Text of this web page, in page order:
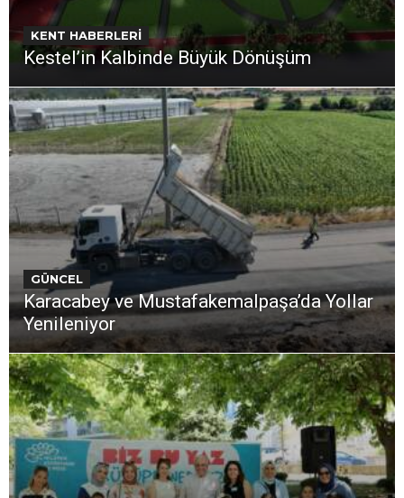
KENT HABERLERİ
Kestel’in Kalbinde Büyük Dönüşüm
GÜNCEL
Karacabey ve Mustafakemalpaşa’da Yollar
Yenileniyor